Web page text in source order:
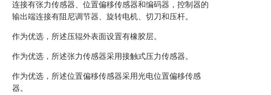
连接有张力传感器、位置偏移传感器和编码器，控制器的
输出端连接有阻尼调节器、旋转电机、切刀和压杆。
作为优选，所述压辊外表面设置有橡胶层。
作为优选，所述张力传感器采用接触式压力传感器。
作为优选，所述位置偏移传感器采用光电位置偏移传感
器。